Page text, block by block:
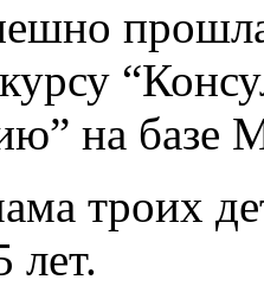
прошла
на
троих